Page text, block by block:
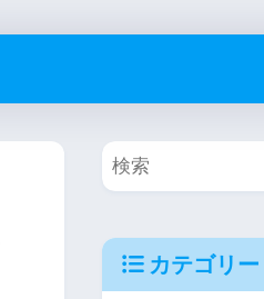
カテゴリー